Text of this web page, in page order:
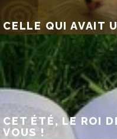
CELLE QUI AVAIT
CET ÉTÉ, LE ROI
VOUS !